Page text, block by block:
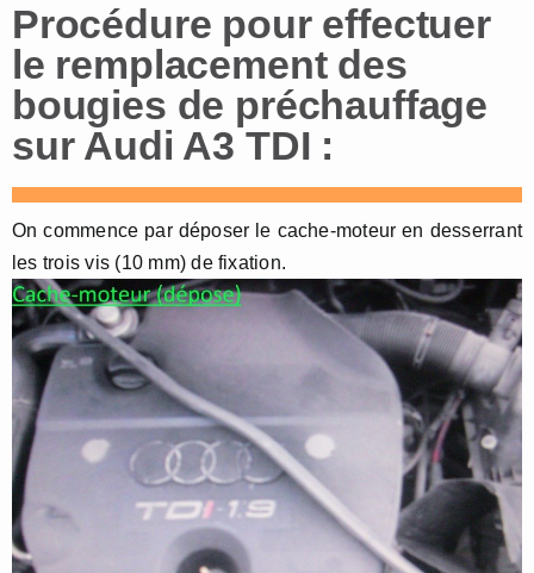
Procédure pour effectuer
le remplacement des
bougies de préchauffage
sur Audi A3 TDI :
On commence par déposer le cache-moteur en desserrant
les trois vis (10 mm) de fixation.